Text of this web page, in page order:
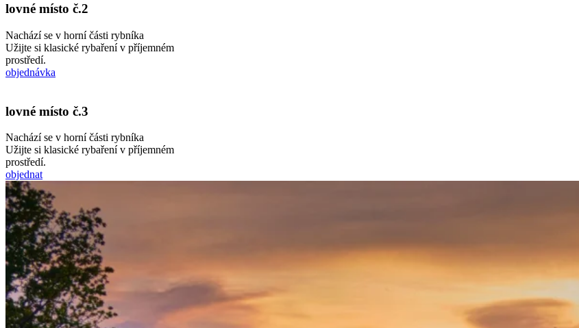
lovné místo č.2
Nachází se v horní části rybníka
Užijte si klasické rybaření v příjemném
prostředí.
objednávka
lovné místo č.3
Nachází se v horní části rybníka
Užijte si klasické rybaření v příjemném
prostředí.
objednat